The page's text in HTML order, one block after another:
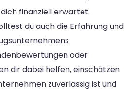
finanziell erwartet.
du auch die Erfahrung und
oder
dir dabei helfen, einschätzen
zuverlässig ist und